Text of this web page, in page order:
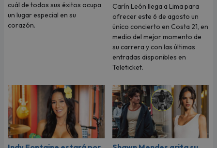
cuál de todos sus éxitos ocupa
un lugar especial en su
corazón.
Carín León llega a Lima para
ofrecer este 6 de agosto un
único concierto en Costa 21, en
medio del mejor momento de
su carrera y con las últimas
entradas disponibles en
Teleticket.